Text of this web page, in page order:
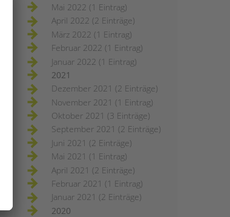
Mai 2022 (1 Eintrag)
April 2022 (2 Einträge)
März 2022 (1 Eintrag)
Februar 2022 (1 Eintrag)
Januar 2022 (1 Eintrag)
2021
Dezember 2021 (2 Einträge)
November 2021 (1 Eintrag)
Oktober 2021 (3 Einträge)
September 2021 (2 Einträge)
Juni 2021 (2 Einträge)
Mai 2021 (1 Eintrag)
April 2021 (2 Einträge)
Februar 2021 (1 Eintrag)
Januar 2021 (2 Einträge)
2020